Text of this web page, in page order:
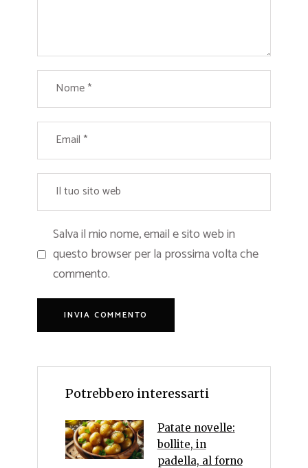
Salva il mio nome, email e sito web in
questo browser per la prossima volta che
commento.
Potrebbero interessarti
Patate novelle:
bollite, in
padella, al forno